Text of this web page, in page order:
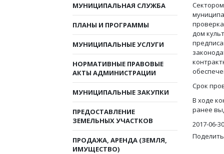
МУНИЦИПАЛЬНАЯ СЛУЖБА
ПЛАНЫ И ПРОГРАММЫ
МУНИЦИПАЛЬНЫЕ УСЛУГИ
НОРМАТИВНЫЕ ПРАВОВЫЕ
АКТЫ АДМИНИСТРАЦИИ
МУНИЦИПАЛЬНЫЕ ЗАКУПКИ
ПРЕДОСТАВЛЕНИЕ
ЗЕМЕЛЬНЫХ УЧАСТКОВ
ПРОДАЖА, АРЕНДА (ЗЕМЛЯ,
ИМУЩЕСТВО)
дом
Срок
В ходе
ранее
2017-06-30